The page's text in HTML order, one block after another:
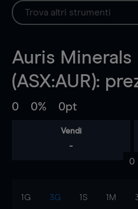
Auris Minerals
(ASX:AUR):
0 0% 0pt
Vendi
-
0
1G 3G 1S 1M